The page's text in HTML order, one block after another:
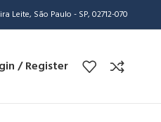
Leite, São Paulo - SP, 02712-070
/ Register